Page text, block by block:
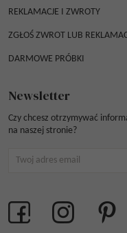
REKLAMACJE I ZWROTY
ZGŁOŚ ZWROT LUB
DARMOWE PRÓBKI
Newsletter
Czy chcesz otrzymywać
na naszej stronie?